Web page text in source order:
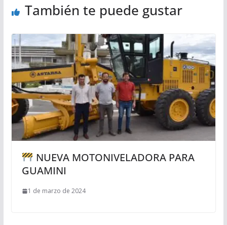
También te puede gustar
NUEVA MOTONIVELADORA PARA
GUAMINI
1 de marzo de 2024